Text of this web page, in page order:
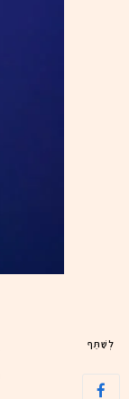
לְשַׁתֵּף